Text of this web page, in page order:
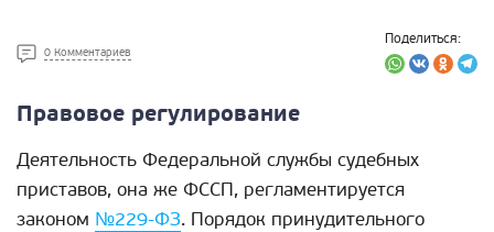
0 Комментариев
Поделиться:
Правовое регулирование
Деятельность Федеральной службы судебных
приставов, она же ФССП, регламентируется
законом №229-ФЗ. Порядок принудительного